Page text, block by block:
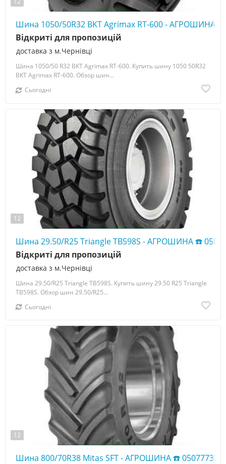
Шина 1050/50R32 BKT Agrimax RT-600 - АГРОШИНА ☎️
доставка з м.Чернівці
Відкриті для пропозицій
Шина 1050/50 R32 BKT Agrimax RT-600. Купить шину 1050 50R32
BKT Agrimax RT-600. Обзор шин...
Сьогодні
12
Шина 29.50/R25 Triangle TB598S - АГРОШИНА ☎️
доставка з м.Чернівці
Відкриті для пропозицій
Шина 29.50/R25 Triangle TB598S. Купить шину 29.50 R25 Triangle
TB598S. Обзор шин 29.50/R25...
Сьогодні
12
Шина 800/70R38 Mitas SFT - АГРОШИНА ☎️